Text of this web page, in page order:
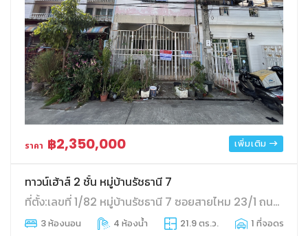
ราคา ฿2,350,000 เพิ่มเติม
ทาวน์เฮ้าส์ 2 ชั้น หมู่บ้านรัชธานี 7
ที่ตั้ง:เลขที่ 1/82 หมู่บ้านรัชธานี 7 ซอยสายไหม 23/1 ถนนสายไหม
3 ห้องนอน 4 ห้องน้ำ 21.9 ตร.ว. 1 ที่จอดรถ